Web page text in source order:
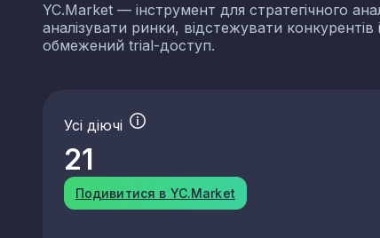
YC.Market — інструмент для стратегічного
аналізувати ринки, відстежувати
обмежений trial-доступ.
Усі діючі
21
Подивитися в YC.Market